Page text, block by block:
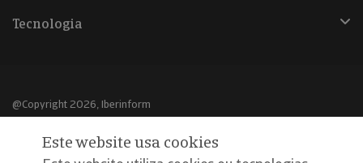
Tecnologia
@Copyright 2026, Iberinform
Aviso legalEste website usa cookies